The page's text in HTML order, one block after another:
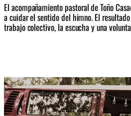
El acompañamiento pastoral de Toño
a cuidar el sentido del himno. El
trabajo colectivo, la escucha y una